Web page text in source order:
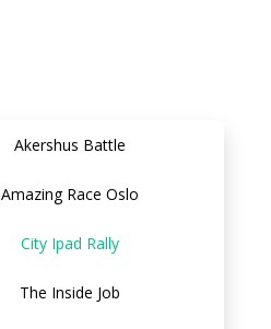
Akershus Battle
Amazing Race Oslo
City Ipad Rally
The Inside Job